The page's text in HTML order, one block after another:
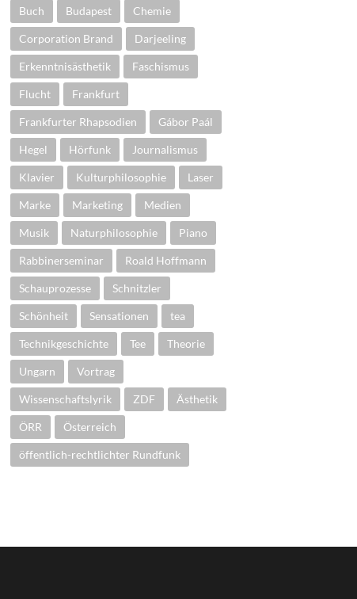
Buch Budapest Chemie
Corporation Brand Darjeeling
Erkenntnisästhetik Faschismus
Flucht Frankfurt
Frankfurter Rhapsodien Gábor Paál
Hegel Hörfunk Journalismus
Klavier Kulturphilosophie Laser
Marke Marketing Medien
Musik Naturphilosophie Piano
Rabbinerseminar Roald Hoffmann
Schauprozesse Schnitzler
Schönheit Sensationen tea
Technikgeschichte Tee Theorie
Ungarn Vortrag
Wissenschaftslyrik ZDF Ästhetik
ÖRR Österreich
öffentlich-rechtlichter Rundfunk